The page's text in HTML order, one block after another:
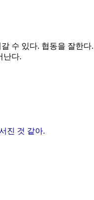
수 있다. 협동을 잘한
난다.
진 것 같아.